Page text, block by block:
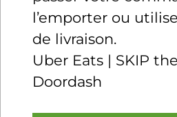
l’emporter ou
de livraison.
Uber Eats | SKIP
Doordash